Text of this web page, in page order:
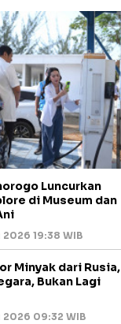
Luncurkan
di Museum dan
19:38 WIB
Minyak dari Rusia,
Bukan Lagi
2026 09:32 WIB